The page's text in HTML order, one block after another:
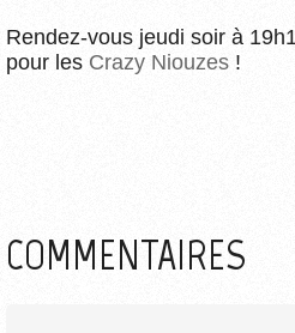
Rendez-vous jeudi soir à
pour les Crazy Niouzes !
COMMENTAIRES